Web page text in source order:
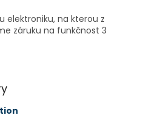
elektroniku, na kterou z
záruku na funkčnost 3